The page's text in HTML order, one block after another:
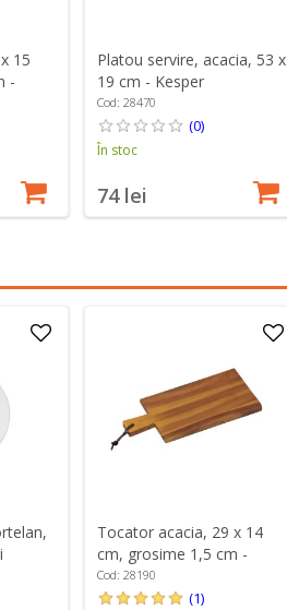
15
-
Platou servire, acacia, 53 x
19 cm - Kesper
Cod: 28470
(0)
În stoc
74 lei
Tocator acacia, 29 x 14
cm, grosime 1,5 cm -
Kesper
Cod: 28190
(1)